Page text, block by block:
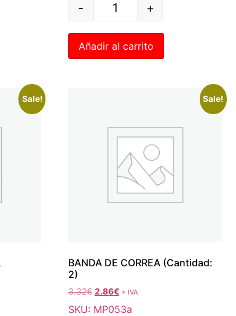
- +
Añadir al carrito
Sale! Sale!
BANDA DE CORREA (Cantidad:
2)
3.32€ 2.86€ + IVA
SKU: MP053a